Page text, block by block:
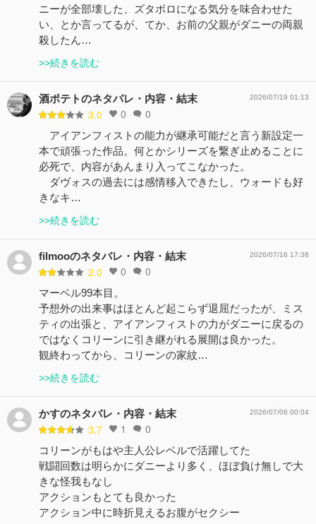
ニーが全部壊した、ズタボロになる気分を味合わせた
い、とか言ってるが、てか、お前の父親がダニーの両親
殺したん…
>>続きを読む
酒ポテトのネタバレ・内容・結末
3.0 0 0
2026/07/19 01:13
アイアンフィストの能力が継承可能だと言う新設定一
本で頑張った作品。何とかシリーズを繋ぎ止めることに
必死で、内容があんまり入ってこなかった。
ダヴォスの過去には感情移入できたし、ウォードも好
きなキ…
>>続きを読む
filmooのネタバレ・内容・結末
2.0 0 0
2026/07/16 17:38
マーベル99本目。
予想外の出来事はほとんど起こらず退屈だったが、ミス
ティの出張と、アイアンフィストの力がダニーに戻るの
ではなくコリーンに引き継がれる展開は良かった。
観終わってから、コリーンの家紋…
>>続きを読む
かすのネタバレ・内容・結末
3.7 1 0
2026/07/06 00:04
コリーンがもはや主人公レベルで活躍してた
戦闘回数は明らかにダニーより多く、ほぼ負け無しで大
きな怪我もなし
アクションもとても良かった
アクション中に時折見えるお腹がセクシー